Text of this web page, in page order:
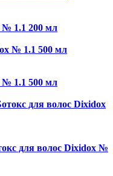
1.1 200 мл
1.1 500 мл
для волос Dixidox №